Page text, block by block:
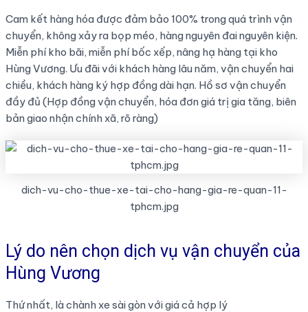
Cam kết hàng hóa được đảm bảo 100% trong quá trình vận
chuyển, không xảy ra bọp méo, hàng nguyên đai nguyên kiện.
Miễn phí kho bãi, miễn phí bốc xếp, nâng hạ hàng tại kho
Hùng Vương. Ưu đãi với khách hàng lâu năm, vận chuyển hai
chiều, khách hàng ký hợp đồng dài hạn. Hồ sơ vận chuyển
đầy đủ (Hợp đồng vận chuyển, hóa đơn giá trị gia tăng, biên
bản giao nhận chính xã, rõ ràng)
dich-vu-cho-thue-xe-tai-cho-hang-gia-re-quan-11-
tphcm.jpg
Lý do nên chọn dịch vụ vận chuyển của
Hùng Vương
Thứ nhất, là chành xe sài gòn với giá cả hợp lý